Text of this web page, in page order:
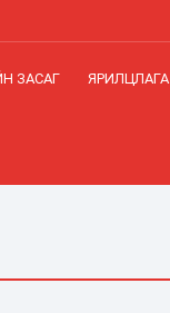
ЗАСАГ ЯРИЛЦЛАГА